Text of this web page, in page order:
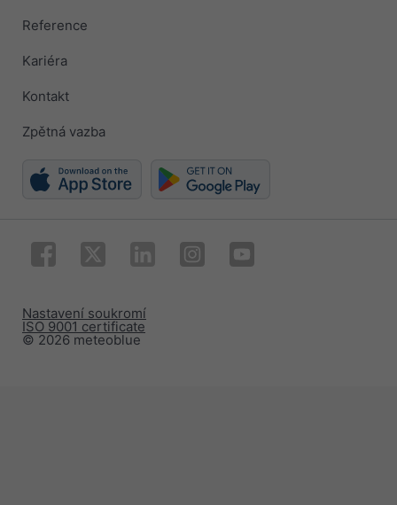
Reference
Kariéra
Kontakt
Zpětná vazba
© 2026 meteoblue
ISO 9001 certificate
Nastavení soukromí